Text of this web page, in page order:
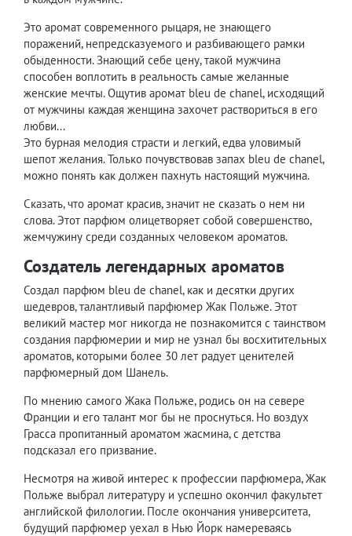
Это аромат современного рыцаря, не знающего
поражений, непредсказуемого и разбивающего рамки
обыденности. Знающий себе цену, такой мужчина
способен воплотить в реальность самые желанные
женские мечты. Ощутив аромат bleu de chanel, исходящий
от мужчины каждая женщина захочет раствориться в его
любви...
Это бурная мелодия страсти и легкий, едва уловимый
шепот желания. Только почувствовав запах bleu de chanel,
можно понять как должен пахнуть настоящий мужчина.
Сказать, что аромат красив, значит не сказать о нем ни
слова. Этот парфюм олицетворяет собой совершенство,
жемчужину среди созданных человеком ароматов.
Создатель легендарных ароматов
Создал парфюм bleu de chanel, как и десятки других
шедевров, талантливый парфюмер Жак Польже. Этот
великий мастер мог никогда не познакомится с таинством
создания парфюмерии и мир не узнал бы восхитительных
ароматов, которыми более 30 лет радует ценителей
парфюмерный дом Шанель.
По мнению самого Жака Польже, родись он на севере
Франции и его талант мог бы не проснуться. Но воздух
Грасса пропитанный ароматом жасмина, с детства
подсказал его призвание.
Несмотря на живой интерес к профессии парфюмера, Жак
Польже выбрал литературу и успешно окончил факультет
английской филологии. После окончания университета,
будущий парфюмер уехал в Нью Йорк намереваясь